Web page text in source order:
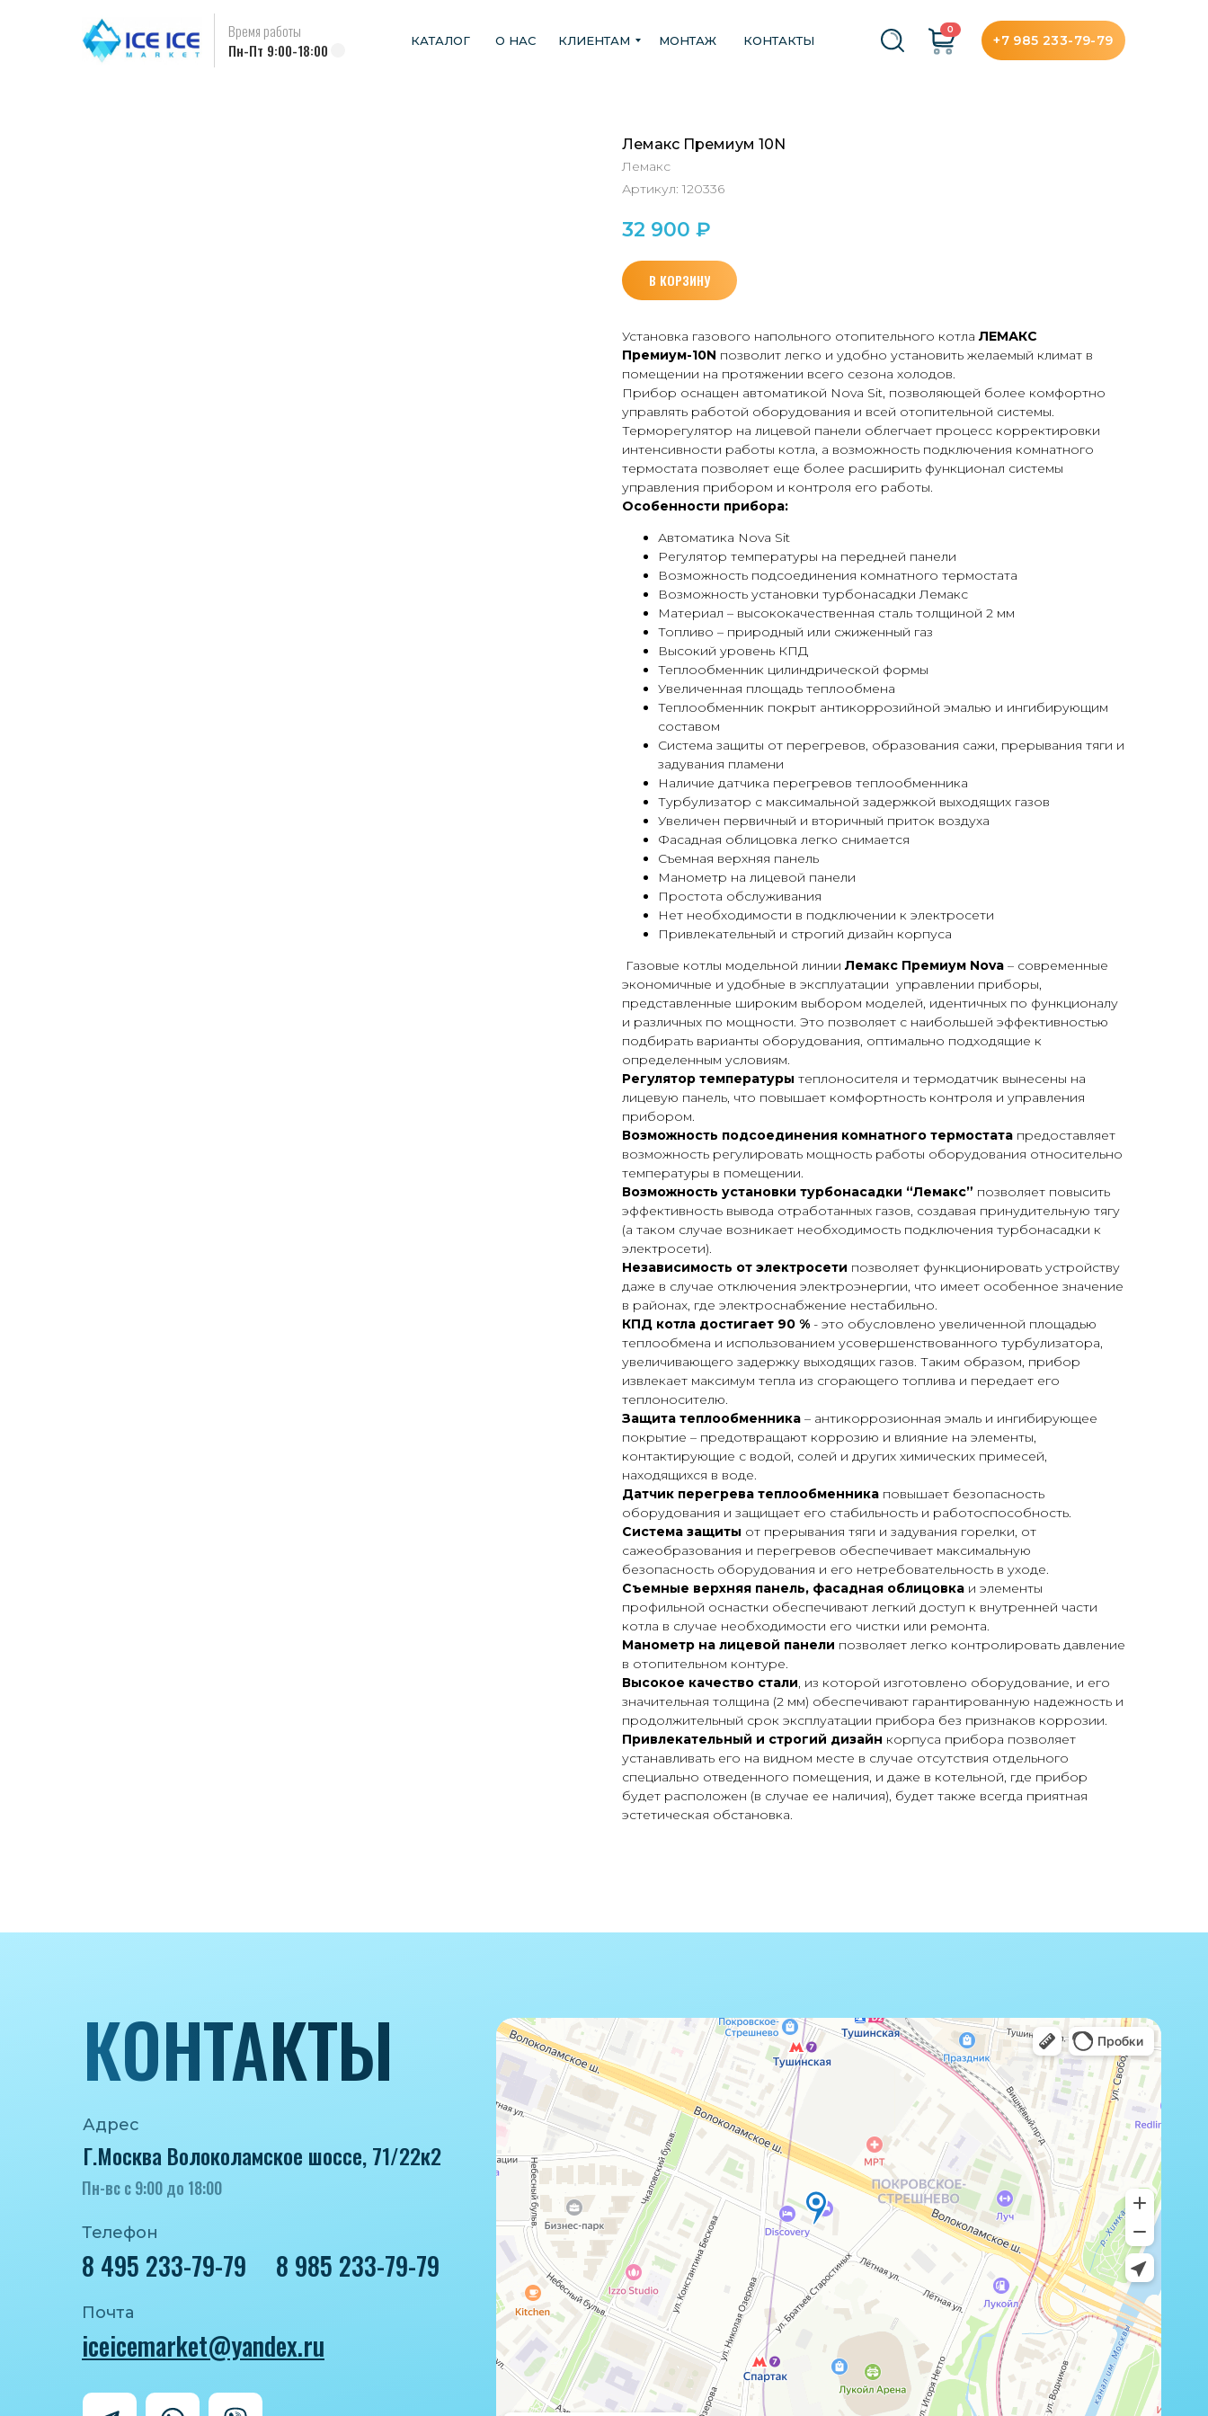
КАТАЛОГ О НАС КЛИЕНТАМ МОНТАЖ КОНТАКТЫ
0
+7 985 233-79-79
Пн-Пт 9:00-18:00
Время работы
Лемакс Премиум 10N
Лемакс
Артикул: 120336
32 900 ₽
В КОРЗИНУ
Установка газового напольного отопительного котла ЛЕМАКС
Премиум-10N позволит легко и удобно установить желаемый климат в
помещении на протяжении всего сезона холодов.
Прибор оснащен автоматикой Nova Sit, позволяющей более комфортно
управлять работой оборудования и всей отопительной системы.
Терморегулятор на лицевой панели облегчает процесс корректировки
интенсивности работы котла, а возможность подключения комнатного
термостата позволяет еще более расширить функционал системы
управления прибором и контроля его работы.
Особенности прибора:
Автоматика Nova Sit
Регулятор температуры на передней панели
Возможность подсоединения комнатного термостата
Возможность установки турбонасадки Лемакс
Материал – высококачественная сталь толщиной 2 мм
Топливо – природный или сжиженный газ
Высокий уровень КПД
Теплообменник цилиндрической формы
Увеличенная площадь теплообмена
Теплообменник покрыт антикоррозийной эмалью и ингибирующим
составом
Система защиты от перегревов, образования сажи, прерывания тяги и
задувания пламени
Наличие датчика перегревов теплообменника
Турбулизатор с максимальной задержкой выходящих газов
Увеличен первичный и вторичный приток воздуха
Фасадная облицовка легко снимается
Съемная верхняя панель
Манометр на лицевой панели
Простота обслуживания
Нет необходимости в подключении к электросети
Привлекательный и строгий дизайн корпуса
Газовые котлы модельной линии Лемакс Премиум Nova – современные
экономичные и удобные в эксплуатации управлении приборы,
представленные широким выбором моделей, идентичных по функционалу
и различных по мощности. Это позволяет с наибольшей эффективностью
подбирать варианты оборудования, оптимально подходящие к
определенным условиям.
Регулятор температуры теплоносителя и термодатчик вынесены на
лицевую панель, что повышает комфортность контроля и управления
прибором.
Возможность подсоединения комнатного термостата предоставляет
возможность регулировать мощность работы оборудования относительно
температуры в помещении.
Возможность установки турбонасадки “Лемакс” позволяет повысить
эффективность вывода отработанных газов, создавая принудительную тягу
(а таком случае возникает необходимость подключения турбонасадки к
электросети).
Независимость от электросети позволяет функционировать устройству
даже в случае отключения электроэнергии, что имеет особенное значение
в районах, где электроснабжение нестабильно.
КПД котла достигает 90 % - это обусловлено увеличенной площадью
теплообмена и использованием усовершенствованного турбулизатора,
увеличивающего задержку выходящих газов. Таким образом, прибор
извлекает максимум тепла из сгорающего топлива и передает его
теплоносителю.
Защита теплообменника – антикоррозионная эмаль и ингибирующее
покрытие – предотвращают коррозию и влияние на элементы,
контактирующие с водой, солей и других химических примесей,
находящихся в воде.
Датчик перегрева теплообменника повышает безопасность
оборудования и защищает его стабильность и работоспособность.
Система защиты от прерывания тяги и задувания горелки, от
сажеобразования и перегревов обеспечивает максимальную
безопасность оборудования и его нетребовательность в уходе.
Съемные верхняя панель, фасадная облицовка и элементы
профильной оснастки обеспечивают легкий доступ к внутренней части
котла в случае необходимости его чистки или ремонта.
Манометр на лицевой панели позволяет легко контролировать давление
в отопительном контуре.
Высокое качество стали, из которой изготовлено оборудование, и его
значительная толщина (2 мм) обеспечивают гарантированную надежность и
продолжительный срок эксплуатации прибора без признаков коррозии.
Привлекательный и строгий дизайн корпуса прибора позволяет
устанавливать его на видном месте в случае отсутствия отдельного
специально отведенного помещения, и даже в котельной, где прибор
будет расположен (в случае ее наличия), будет также всегда приятная
эстетическая обстановка.
Адрес
Г.Москва Волоколамское шоссе, 71/22к2
Пн-вс с 9:00 до 18:00
Телефон
8 495 233-79-79
Почта
iceicemarket@yandex.ru
8 985 233-79-79
КОНТАКТЫ